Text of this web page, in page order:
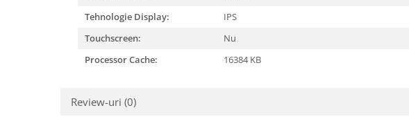
Tehnologie Display:
IPS
Touchscreen:
Nu
Processor Cache:
16384 KB
Review-uri (0)